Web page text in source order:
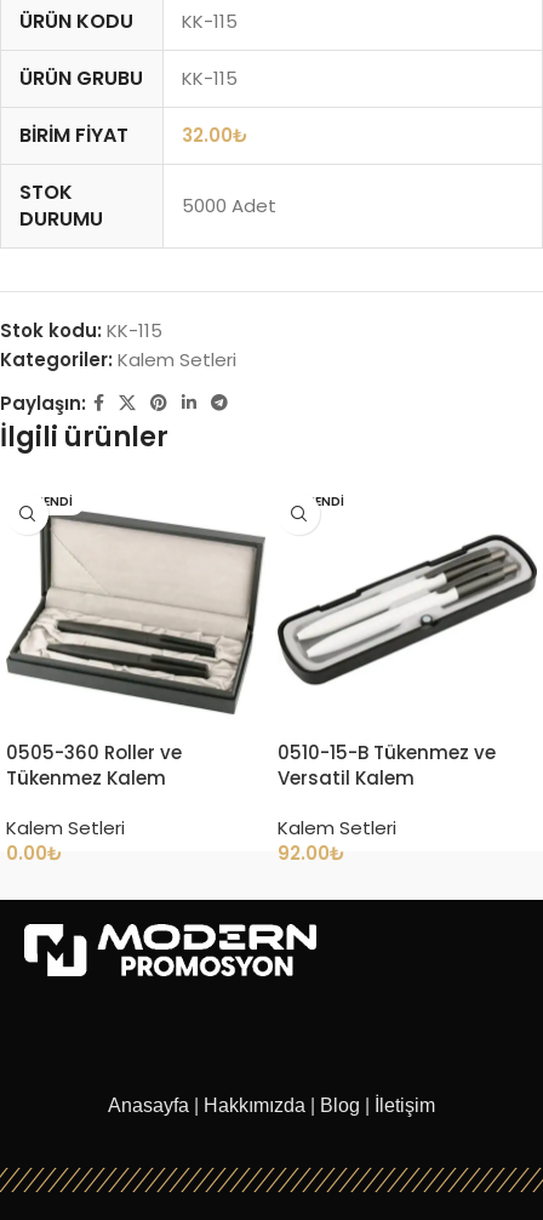
ÜRÜN KODU KK-115
ÜRÜN GRUBU KK-115
BIRIM FIYAT 32.00₺
STOK
DURUMU
5000 Adet
Stok kodu: KK-115
Kategoriler: Kalem Setleri
Paylaşın:
İlgili ürünler
TÜKENDI
0505-360 Roller ve
Tükenmez Kalem
Kalem Setleri
0.00₺
TÜKENDI
0510-15-B Tükenmez ve
Versatil Kalem
Kalem Setleri
92.00₺
Anasayfa Hakkımızda Blog İletişim